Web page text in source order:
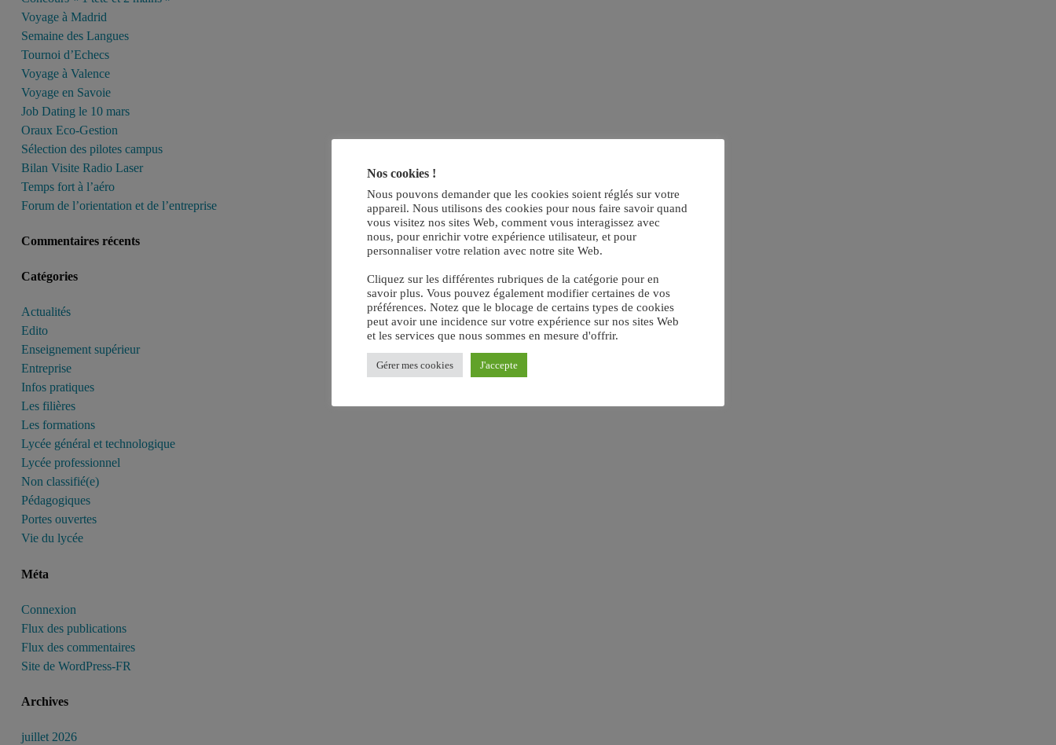
Voyage à Madrid
Semaine des Langues
Tournoi d’Echecs
Voyage à Valence
Voyage en Savoie
Job Dating le 10 mars
Oraux Eco-Gestion
Sélection des pilotes campus
Bilan Visite Radio Laser
Temps fort à l’aéro
Forum de l’orientation et de l’entreprise
Commentaires récents
Catégories
Actualités
Edito
Enseignement supérieur
Entreprise
Infos pratiques
Les filières
Les formations
Lycée général et technologique
Lycée professionnel
Non classifié(e)
Pédagogiques
Portes ouvertes
Vie du lycée
Méta
Connexion
Flux des publications
Flux des commentaires
Site de WordPress-FR
Archives
juillet 2026
Nos cookies !
Nous pouvons demander que les cookies soient réglés sur votre
appareil. Nous utilisons des cookies pour nous faire savoir quand
vous visitez nos sites Web, comment vous interagissez avec
nous, pour enrichir votre expérience utilisateur, et pour
personnaliser votre relation avec notre site Web.
Cliquez sur les différentes rubriques de la catégorie pour en
savoir plus. Vous pouvez également modifier certaines de vos
préférences. Notez que le blocage de certains types de cookies
peut avoir une incidence sur votre expérience sur nos sites Web
et les services que nous sommes en mesure d'offrir.
Gérer mes cookies J'accepte